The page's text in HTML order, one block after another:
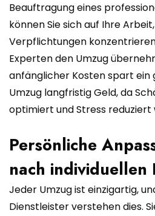
Beauftragung eines
können Sie sich auf Ihre
Verpflichtungen
Experten den Umzug
anfänglicher Kosten spart ein
Umzug langfristig Geld, da
optimiert und Stress reduziert
Persönliche
nach individuellen
Jeder Umzug ist einzigartig,
Dienstleister verstehen dies.